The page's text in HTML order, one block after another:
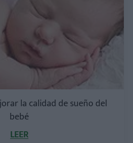
la calidad de sueño del
bebé
LEER